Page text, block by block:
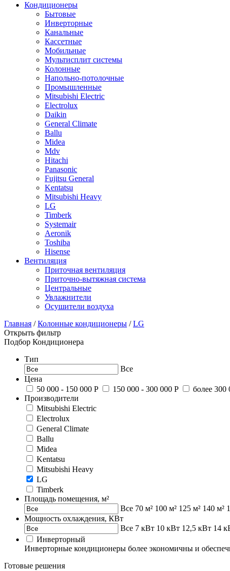
Кондиционеры
Бытовые
Инверторные
Канальные
Кассетные
Мобильные
Мультисплит системы
Колонные
Напольно-потолочные
Промышленные
Mitsubishi Electric
Electrolux
Daikin
General Climate
Ballu
Midea
Mdv
Hitachi
Panasonic
Fujitsu General
Kentatsu
Mitsubishi Heavy
LG
Timberk
Systemair
Aeronik
Toshiba
Hisense
Вентиляция
Приточная вентиляция
Приточно-вытяжная система
Центральные
Увлажнители
Осушители воздуха
Главная /Колонные кондиционеры /LG
Открыть фильтр
Подбор Кондиционера
Тип
Все
Цена
50 000 - 150 000 Р
150 000 - 300 000 Р
более 300
Производители
Mitsubishi Electric
Electrolux
General Climate
Ballu
Midea
Kentatsu
Mitsubishi Heavy
LG
Timberk
Площадь помещения, м²
Все 70 м² 100 м² 125 м² 140 м²
Мощность охлаждения, КВт
Все 7 кВт 10 кВт 12,5 кВт 14
Инверторный
Инверторные кондиционеры более экономичны и
Готовые решения